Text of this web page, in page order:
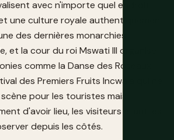
avec n'importe quel endroit
une culture royale authentiquement
des dernières monarchies
et la cour du roi Mswati III organise
comme la Danse des Roseaux
des Premiers Fruits Incwala qui ne
pour les touristes mais
d'avoir lieu, les visiteurs étant les
depuis les côtés.